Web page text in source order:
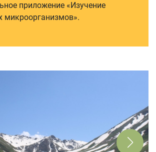
приложение «Изучение
микроорганизмов».